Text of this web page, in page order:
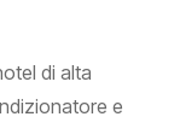
di alta
e